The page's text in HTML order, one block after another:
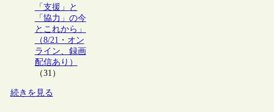
「支援」と
「協力」の今
とこれから」
（8/21・オン
ライン、録画
配信あり）
（31）
続きを見る